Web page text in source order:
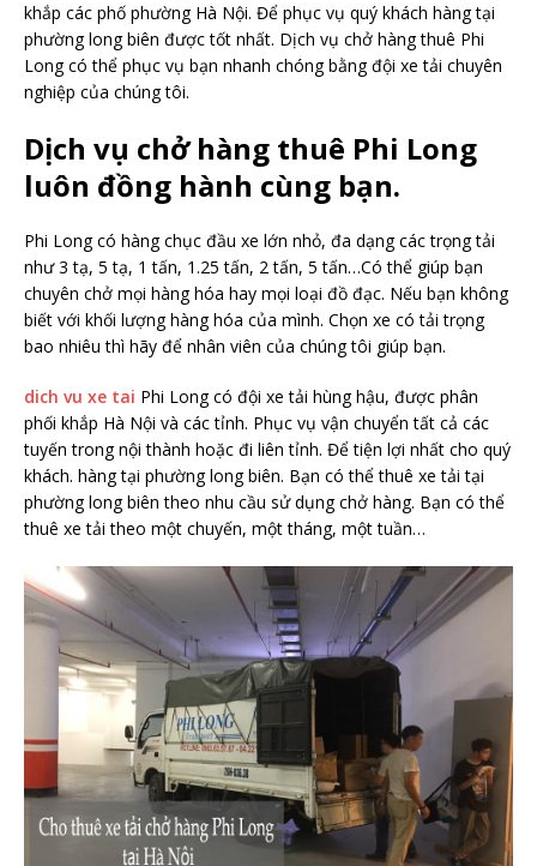
khắp các phố phường Hà Nội. Để phục vụ quý khách hàng tại
phường long biên được tốt nhất. Dịch vụ chở hàng thuê Phi
Long có thể phục vụ bạn nhanh chóng bằng đội xe tải chuyên
nghiệp của chúng tôi.
Dịch vụ chở hàng thuê Phi Long
luôn đồng hành cùng bạn.
Phi Long có hàng chục đầu xe lớn nhỏ, đa dạng các trọng tải
như 3 tạ, 5 tạ, 1 tấn, 1.25 tấn, 2 tấn, 5 tấn…Có thể giúp bạn
chuyên chở mọi hàng hóa hay mọi loại đồ đạc. Nếu bạn không
biết với khối lượng hàng hóa của mình. Chọn xe có tải trọng
bao nhiêu thì hãy để nhân viên của chúng tôi giúp bạn.
dich vu xe tai Phi Long có đội xe tải hùng hậu, được phân
phối khắp Hà Nội và các tỉnh. Phục vụ vận chuyển tất cả các
tuyến trong nội thành hoặc đi liên tỉnh. Để tiện lợi nhất cho quý
khách. hàng tại phường long biên. Bạn có thể thuê xe tải tại
phường long biên theo nhu cầu sử dụng chở hàng. Bạn có thể
thuê xe tải theo một chuyến, một tháng, một tuần…